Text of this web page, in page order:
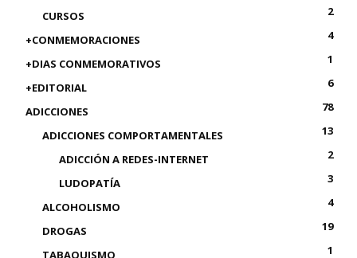
CURSOS
2
+CONMEMORACIONES
4
+DIAS CONMEMORATIVOS
1
+EDITORIAL
6
ADICCIONES
78
ADICCIONES COMPORTAMENTALES
13
ADICCIÓN A REDES-INTERNET
2
LUDOPATÍA
3
ALCOHOLISMO
4
DROGAS
19
TABAQUISMO
1